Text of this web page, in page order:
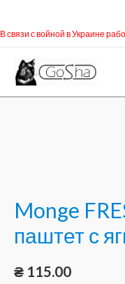
В связи с войной в Украине
Monge
паштет с
₴ 115.00